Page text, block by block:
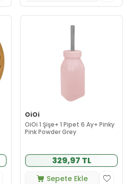
OiOi
OiOi 1 Şişe+ 1 Pipet 6 Ay+ Pinky
Pink Powder Grey
329,97 TL
Sepete Ekle